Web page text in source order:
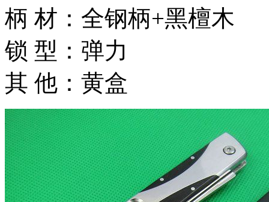
柄 材：全钢柄+黑檀木
锁 型：弹力
其 他：黄盒